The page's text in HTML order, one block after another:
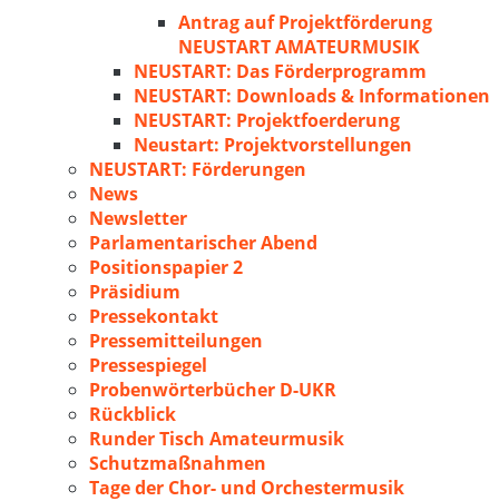
Antrag auf Projektförderung
NEUSTART AMATEURMUSIK
NEUSTART: Das Förderprogramm
NEUSTART: Downloads & Informationen
NEUSTART: Projektfoerderung
Neustart: Projektvorstellungen
NEUSTART: Förderungen
News
Newsletter
Parlamentarischer Abend
Positionspapier 2
Präsidium
Pressekontakt
Pressemitteilungen
Pressespiegel
Probenwörterbücher D-UKR
Rückblick
Runder Tisch Amateurmusik
Schutzmaßnahmen
Tage der Chor- und Orchestermusik